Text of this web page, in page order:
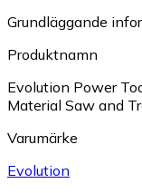
Grundläggande
Produktnamn
Evolution Power
Material Saw and
Varumärke
Evolution